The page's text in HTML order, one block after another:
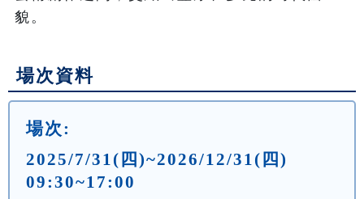
貌。
場次資料
場次:
2025/7/31(四)~2026/12/31(四)
09:30~17:00